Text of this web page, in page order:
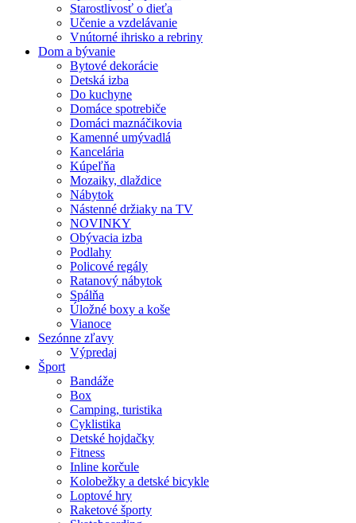
Starostlivosť o dieťa
Učenie a vzdelávanie
Vnútorné ihrisko a rebriny
Dom a bývanie
Bytové dekorácie
Detská izba
Do kuchyne
Domáce spotrebiče
Domáci maznáčikovia
Kamenné umývadlá
Kancelária
Kúpeľňa
Mozaiky, dlaždice
Nábytok
Nástenné držiaky na TV
NOVINKY
Obývacia izba
Podlahy
Policové regály
Ratanový nábytok
Spálňa
Úložné boxy a koše
Vianoce
Sezónne zľavy
Výpredaj
Šport
Bandáže
Box
Camping, turistika
Cyklistika
Detské hojdačky
Fitness
Inline korčule
Kolobežky a detské bicykle
Loptové hry
Raketové športy